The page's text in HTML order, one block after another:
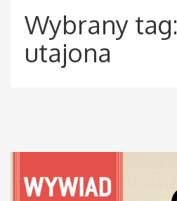
Wybrany tag:
utajona